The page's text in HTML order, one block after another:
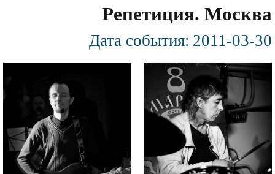
Репетиция. Москва
Дата события: 2011-03-30
Файл
изображения
Файл
изображения